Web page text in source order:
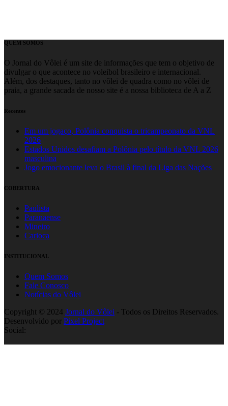
QUEM SOMOS
O Jornal do Vôlei é um site de informações que tem o objetivo de
divulgar o que acontece no voleibol brasileiro e internacional.
Além, dos destaques, tanto no vôlei de quadra como no vôlei de
praia, a grande sacada de nosso site é a nossa biblioteca de A a Z
Recentes
Em um jogaço, Polônia conquista o tricampeonato da VNL
2026
Estados Unidos desafiam a Polônia pelo título da VNL 2026
masculina
Jogo emocionante leva o Brasil à final da Liga das Nações
COBERTURA
Paulista
Paranaense
Mineiro
Carioca
INSTITUCIONAL
Quem Somos
Fale Conosco
Notícias do Vôlei
Copyright © 2024 Jornal do Vôlei - Todos os Direitos Reservados.
Desenvolvido por Pixel Project
Social: